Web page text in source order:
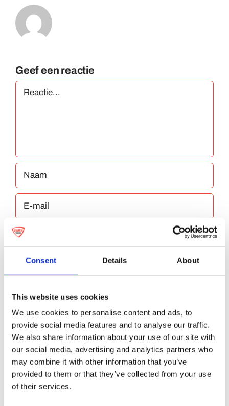
Consent Details About
This website uses cookies
We use cookies to personalise content and ads, to
provide social media features and to analyse our traffic.
We also share information about your use of our site with
our social media, advertising and analytics partners who
may combine it with other information that you’ve
provided to them or that they’ve collected from your use
of their services.
Geef een reactie
Reactie
Bewaar mijn naam, e-mailadres en website
reageer.